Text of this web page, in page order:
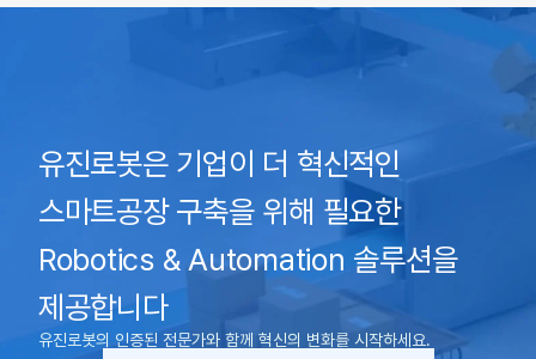
유진로봇은 기업이 더 혁신적인
스마트공장 구축을 위해 필요한
Robotics & Automation 솔루션을
제공합니다
유진로봇의 인증된 전문가와 함께 혁신의 변화를 시작하세요.